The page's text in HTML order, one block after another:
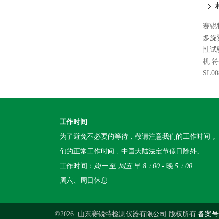
赛锐
多旋
性试
机
工作时间
为了避免不必要的等待，敬请注意我们的工作时间
们的正常工作时间，中国大陆法定节假日除外。
工作时间： 周一至 周五早 8：00 - 晚 5：00
周六、周日休息
©2026 山东赛锐特检测仪器有限公司 版权所有 备案